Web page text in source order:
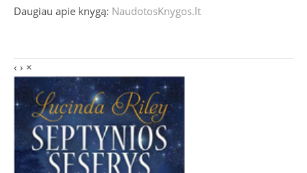
Daugiau apie knygą: NaudotosKnygos.lt
‹ › ×